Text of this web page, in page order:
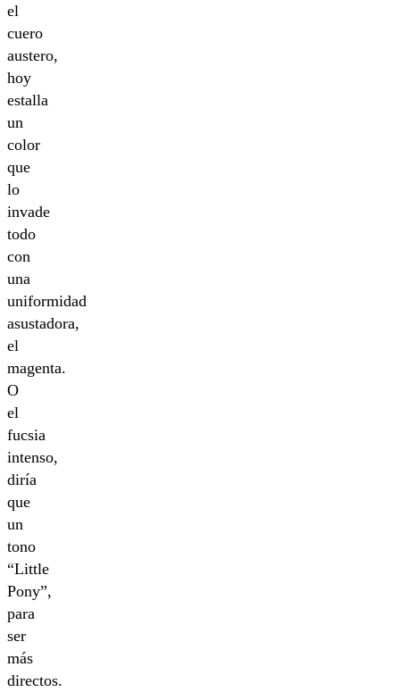
el
cuero
austero,
hoy
estalla
un
color
que
lo
invade
todo
con
una
uniformidad
asustadora,
el
magenta.
O
el
fucsia
intenso,
diría
que
un
tono
“Little
Pony”,
para
ser
más
directos.